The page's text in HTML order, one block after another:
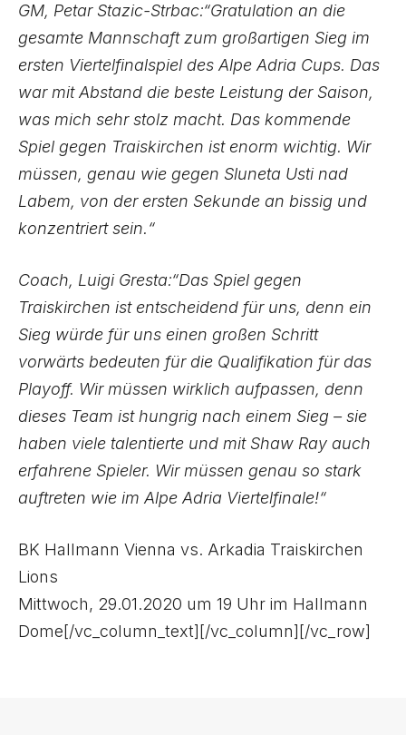
GM, Petar Stazic-Strbac:“Gratulation an die
gesamte Mannschaft zum großartigen Sieg im
ersten Viertelfinalspiel des Alpe Adria Cups. Das
war mit Abstand die beste Leistung der Saison,
was mich sehr stolz macht. Das kommende
Spiel gegen Traiskirchen ist enorm wichtig. Wir
müssen, genau wie gegen Sluneta Usti nad
Labem, von der ersten Sekunde an bissig und
konzentriert sein.“
Coach, Luigi Gresta:“Das Spiel gegen
Traiskirchen ist entscheidend für uns, denn ein
Sieg würde für uns einen großen Schritt
vorwärts bedeuten für die Qualifikation für das
Playoff. Wir müssen wirklich aufpassen, denn
dieses Team ist hungrig nach einem Sieg – sie
haben viele talentierte und mit Shaw Ray auch
erfahrene Spieler. Wir müssen genau so stark
auftreten wie im Alpe Adria Viertelfinale!“
BK Hallmann Vienna vs. Arkadia Traiskirchen
Lions
Mittwoch, 29.01.2020 um 19 Uhr im Hallmann
Dome[/vc_column_text][/vc_column][/vc_row]